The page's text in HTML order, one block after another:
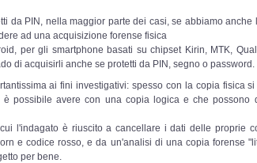
da PIN, nella maggior parte dei casi, se abbiamo anche
ad una acquisizione forense fisica
per gli smartphone basati su chipset Kirin, MTK,
di acquisirli anche se protetti da PIN, segno o password.
ai fini investigativi: spesso con la copia fisica
possibile avere con una copia logica e che possono
l'indagato è riuscito a cancellare i dati delle proprie
e codice rosso, e da un'analisi di una copia forense
per bene.